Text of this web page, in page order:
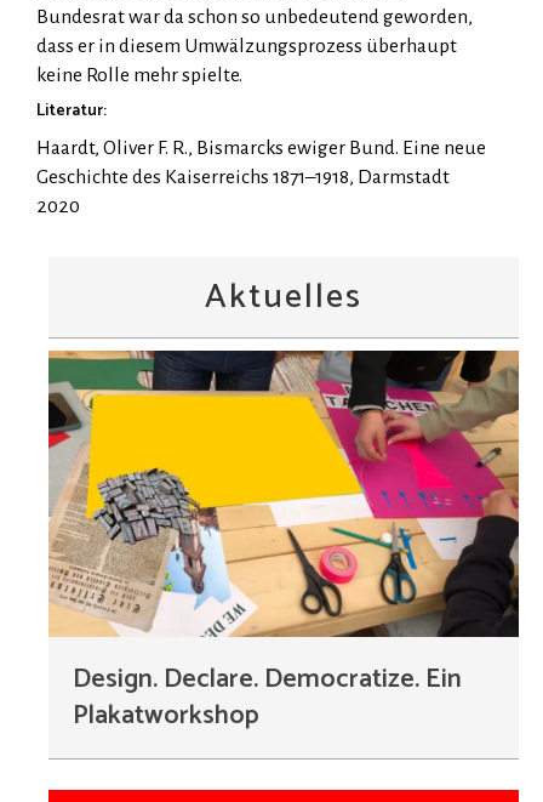
Bundesrat war da schon so unbedeutend geworden,
dass er in diesem Umwälzungsprozess überhaupt
keine Rolle mehr spielte.
Literatur:
Haardt, Oliver F. R., Bismarcks ewiger Bund. Eine neue
Geschichte des Kaiserreichs 1871–1918, Darmstadt
2020
Aktuelles
Design. Declare. Democratize. Ein
Plakatworkshop